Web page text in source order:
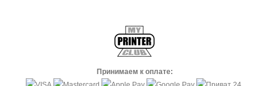
Принимаем к оплате: